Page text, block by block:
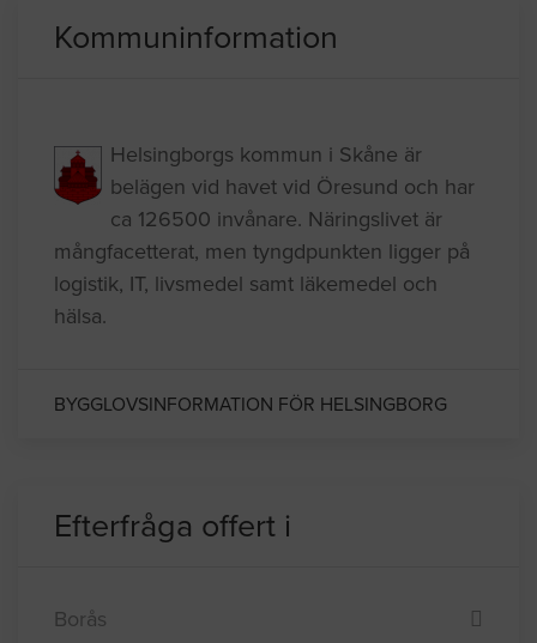
Kommuninformation
Helsingborgs kommun i Skåne är
belägen vid havet vid Öresund och har
ca 126500 invånare. Näringslivet är
mångfacetterat, men tyngdpunkten ligger på
logistik, IT, livsmedel samt läkemedel och
hälsa.
BYGGLOVSINFORMATION FÖR HELSINGBORG
Efterfråga offert i
Borås